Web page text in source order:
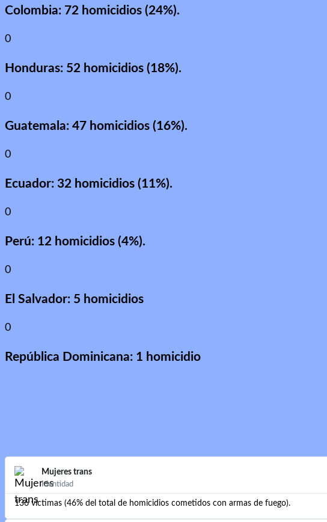
Colombia: 72 homicidios (24%).
0
Honduras: 52 homicidios (18%).
0
Guatemala: 47 homicidios (16%).
0
Ecuador: 32 homicidios (11%).
0
Perú: 12 homicidios (4%).
0
El Salvador: 5 homicidios
0
República Dominicana: 1 homicidio
Mujeres trans
Identidad
136 víctimas (46% del total de homicidios cometidos con armas de fuego).